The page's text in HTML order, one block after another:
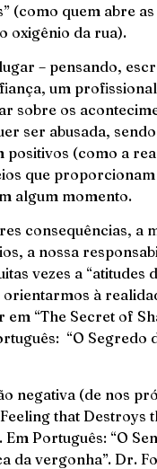
(como quem abre
oxigênio da rua).
– pensando,
um
sobre os
ser abusada,
positivos (como a
que
algum momento.
consequências, a
a nossa
vezes a “atitudes
à
“The Secret of
“O Segredo
negativa (de nos
that Destroys
Português: “O
da vergonha”. Dr.